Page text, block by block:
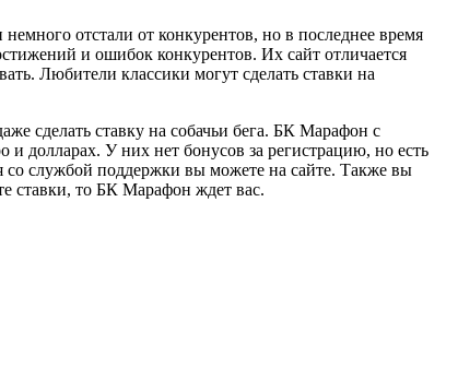
отстали от конкурентов, но в последнее время
и ошибок конкурентов. Их сайт отличается
Любители классики могут сделать ставки на
сделать ставку на собачьи бега. БК Марафон с
долларах. У них нет бонусов за регистрацию, но есть
со службой поддержки вы можете на сайте. Также вы
ставки, то БК Марафон ждет вас.